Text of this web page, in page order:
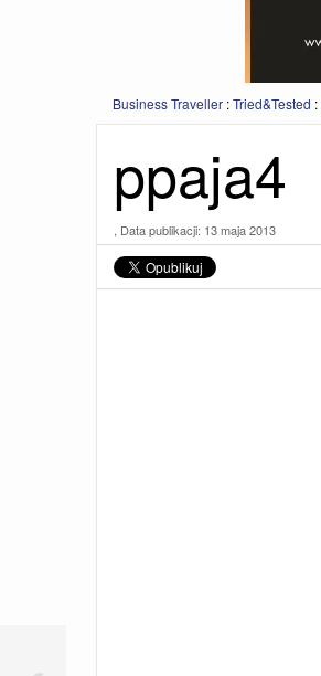
Business Traveller :Tried&Tested :
ppaja4
, Data publikacji: 13 maja 2013